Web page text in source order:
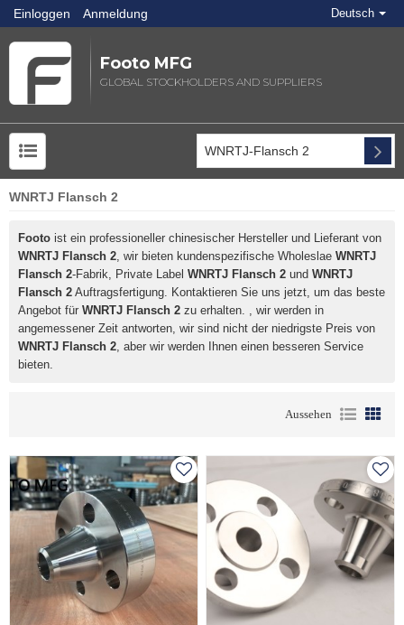
Einloggen Anmeldung Deutsch
Footo MFG
GLOBAL STOCKHOLDERS AND SUPPLIERS
WNRTJ Flansch 2
Footo ist ein professioneller chinesischer Hersteller und Lieferant von
WNRTJ Flansch 2, wir bieten kundenspezifische Wholeslae WNRTJ
Flansch 2-Fabrik, Private Label WNRTJ Flansch 2 und WNRTJ
Flansch 2 Auftragsfertigung. Kontaktieren Sie uns jetzt, um das beste
Angebot für WNRTJ Flansch 2 zu erhalten. , wir werden in
angemessener Zeit antworten, wir sind nicht der niedrigste Preis von
WNRTJ Flansch 2, aber wir werden Ihnen einen besseren Service
bieten.
Aussehen